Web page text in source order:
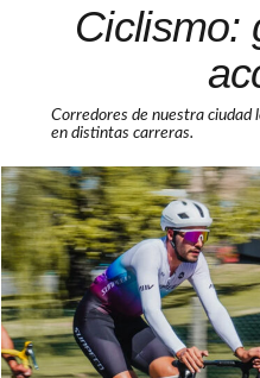
Ciclismo:
Corredores de nuestra ciudad
en distintas carreras.